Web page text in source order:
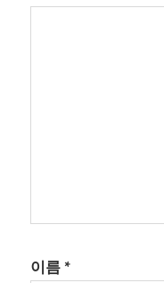
이름*